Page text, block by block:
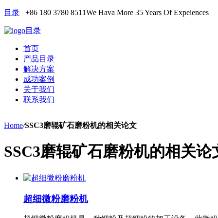
目录 +86 180 3780 8511We Hava More 35 Years Of Expeiences
目录
首页
产品目录
解决方案
成功案例
关于我们
联系我们
Home/SSC3磨辊矿石磨粉机的相关论文
SSC3磨辊矿石磨粉机的相关论
超细微粉磨粉机